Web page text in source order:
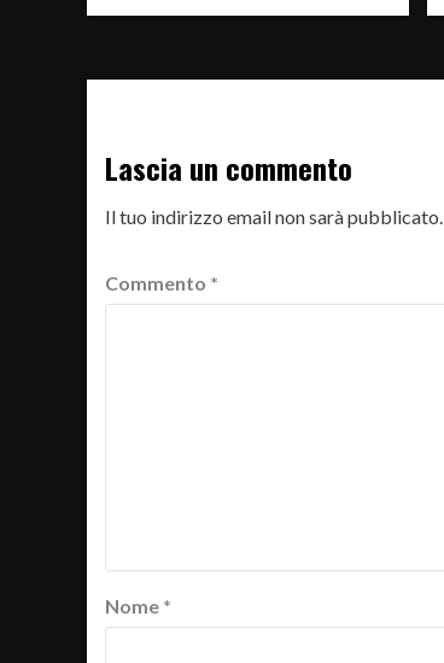
Lascia un commento
Il tuo indirizzo email non sarà pubblicato.
Commento *
Nome *